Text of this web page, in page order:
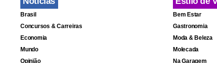
Mais de 2
país,
Brasil
Concursos & Carreiras
Economia
Mundo
Opinião
Bem Estar
Gastronomia
Moda & Beleza
Molecada
Na Garagem